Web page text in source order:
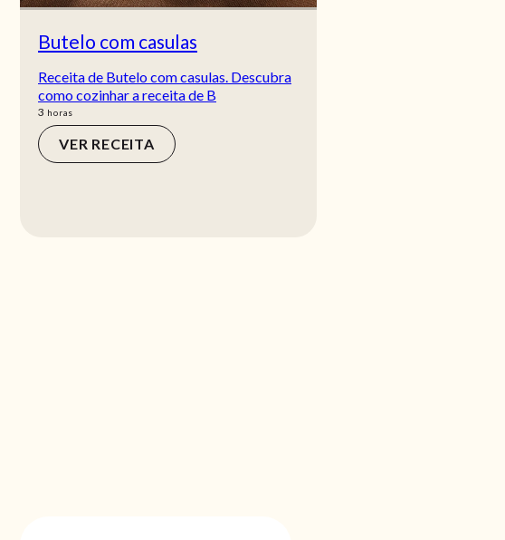
Butelo com casulas
Receita de Butelo com casulas. Descubra
como cozinhar a receita de B
3 horas
horas
VER RECEITA